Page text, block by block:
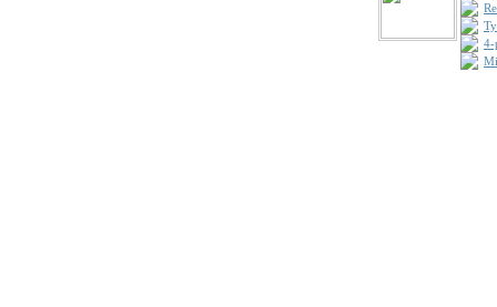
4-